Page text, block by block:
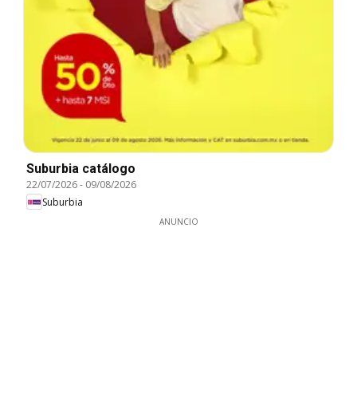
Suburbia catálogo
22/07/2026- 09/08/2026
Suburbia
ANUNCIO